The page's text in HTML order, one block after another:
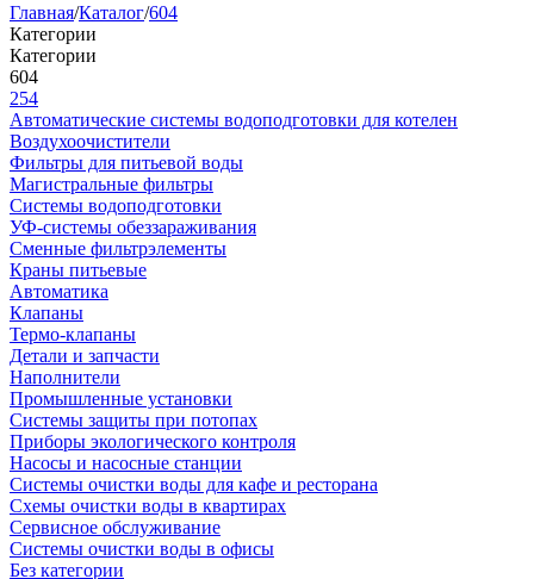
Главная/Каталог/604
Категории
Категории
604
254
Автоматические системы водоподготовки для котелен
Воздухоочистители
Фильтры для питьевой воды
Магистральные фильтры
Системы водоподготовки
УФ-системы обеззараживания
Сменные фильтрэлементы
Краны питьевые
Автоматика
Клапаны
Термо-клапаны
Детали и запчасти
Наполнители
Промышленные установки
Системы защиты при потопах
Приборы экологического контроля
Насосы и насосные станции
Системы очистки воды для кафе и ресторана
Схемы очистки воды в квартирах
Сервисное обслуживание
Системы очистки воды в офисы
Без категории